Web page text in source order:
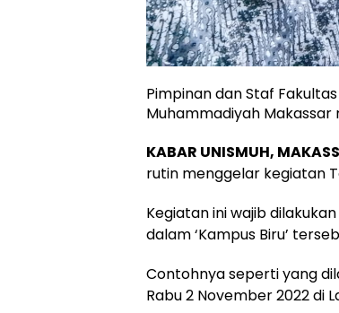
Pimpinan dan Staf
Muhammadiyah
KABAR UNISMUH,
rutin menggelar kegiatan
Kegiatan ini wajib
dalam ‘Kampus Biru’
Contohnya seperti yang
Rabu 2 November 2022 di